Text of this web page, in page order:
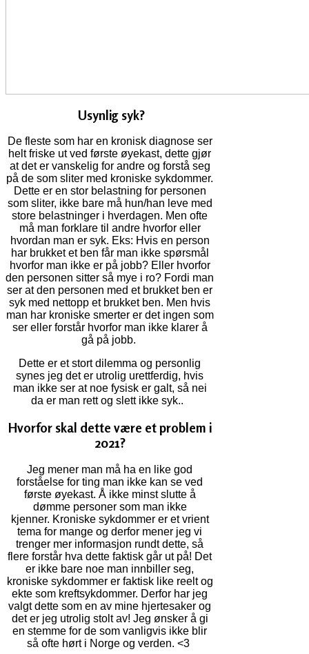
Usynlig syk?
De fleste som har en kronisk diagnose ser
helt friske ut ved første øyekast, dette gjør
at det er vanskelig for andre og forstå seg
på de som sliter med kroniske sykdommer.
Dette er en stor belastning for personen
som sliter, ikke bare må hun/han leve med
store belastninger i hverdagen. Men ofte
må man forklare til andre hvorfor eller
hvordan man er syk. Eks: Hvis en person
har brukket et ben får man ikke spørsmål
hvorfor man ikke er på jobb? Eller hvorfor
den personen sitter så mye i ro? Fordi man
ser at den personen med et brukket ben er
syk med nettopp et brukket ben. Men hvis
man har kroniske smerter er det ingen som
ser eller forstår hvorfor man ikke klarer å
gå på jobb.
Dette er et stort dilemma og personlig
synes jeg det er utrolig urettferdig, hvis
man ikke ser at noe fysisk er galt, så nei
da er man rett og slett ikke syk..
Hvorfor skal dette være et problem i
2021?
Jeg mener man må ha en like god
forståelse for ting man ikke kan se ved
første øyekast. Å ikke minst slutte å
dømme personer som man ikke
kjenner. Kroniske sykdommer er et vrient
tema for mange og derfor mener jeg vi
trenger mer informasjon rundt dette, så
flere forstår hva dette faktisk går ut på! Det
er ikke bare noe man innbiller seg,
kroniske sykdommer er faktisk like reelt og
ekte som kreftsykdommer. Derfor har jeg
valgt dette som en av mine hjertesaker og
det er jeg utrolig stolt av! Jeg ønsker å gi
en stemme for de som vanligvis ikke blir
så ofte hørt i Norge og verden. <3